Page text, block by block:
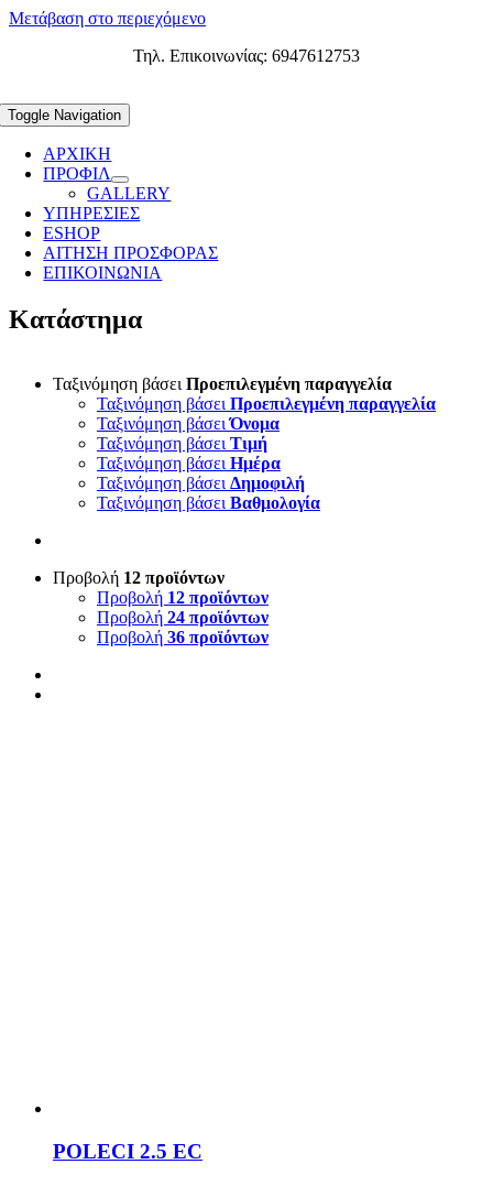
Μετάβαση στο περιεχόμενο
Τηλ. Επικοινωνίας: 6947612753
Toggle Navigation
ΑΡΧΙΚΗ
ΠΡΟΦΙΛ
GALLERY
ΥΠΗΡΕΣΙΕΣ
ESHOP
ΑΙΤΗΣΗ ΠΡΟΣΦΟΡΑΣ
ΕΠΙΚΟΙΝΩΝΙΑ
Κατάστημα
Ταξινόμηση βάσει Προεπιλεγμένη παραγγελία
Ταξινόμηση βάσει Προεπιλεγμένη παραγγελία
Ταξινόμηση βάσειΌνομα
Ταξινόμηση βάσει Τιμή
Ταξινόμηση βάσει Ημέρα
Ταξινόμηση βάσει Δημοφιλή
Ταξινόμηση βάσει Βαθμολογία
Προβολή 12 προϊόντων
Προβολή 12 προϊόντων
Προβολή 24 προϊόντων
Προβολή 36 προϊόντων
POLECI 2.5 EC